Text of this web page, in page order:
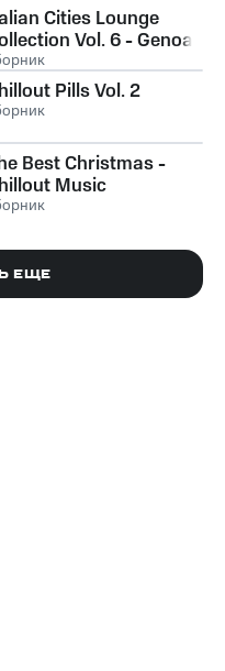
Cities Lounge
Vol. 6 - Genoa
Pills Vol. 2
Best Christmas -
Music
ЕЩЕ